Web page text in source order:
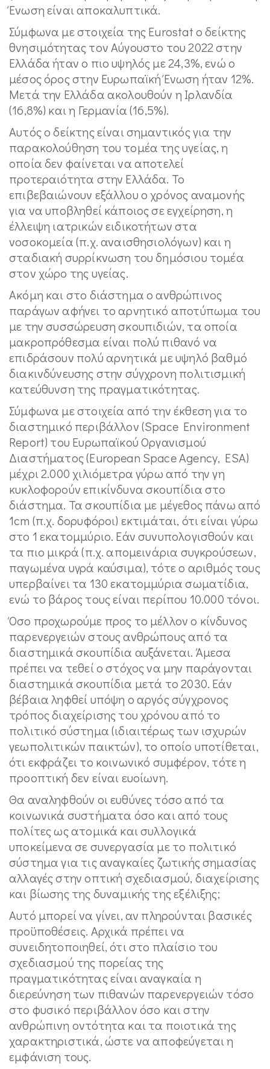
Ένωση είναι αποκαλυπτικά.
Σύμφωνα με στοιχεία της Eurostat ο δείκτης
θνησιμότητας τον Αύγουστο του 2022 στην
Ελλάδα ήταν ο πιο υψηλός με 24,3%, ενώ ο
μέσος όρος στην Ευρωπαϊκή Ένωση ήταν 12%.
Μετά την Ελλάδα ακολουθούν η Ιρλανδία
(16,8%) και η Γερμανία (16,5%).
Αυτός ο δείκτης είναι σημαντικός για την
παρακολούθηση του τομέα της υγείας, η
οποία δεν φαίνεται να αποτελεί
προτεραιότητα στην Ελλάδα. Το
επιβεβαιώνουν εξάλλου ο χρόνος αναμονής
για να υποβληθεί κάποιος σε εγχείρηση, η
έλλειψη ιατρικών ειδικοτήτων στα
νοσοκομεία (π.χ. αναισθησιολόγων) και η
σταδιακή συρρίκνωση του δημόσιου τομέα
στον χώρο της υγείας.
Ακόμη και στο διάστημα ο ανθρώπινος
παράγων αφήνει το αρνητικό αποτύπωμα του
με την συσσώρευση σκουπιδιών, τα οποία
μακροπρόθεσμα είναι πολύ πιθανό να
επιδράσουν πολύ αρνητικά με υψηλό βαθμό
διακινδύνευσης στην σύγχρονη πολιτισμική
κατεύθυνση της πραγματικότητας.
Σύμφωνα με στοιχεία από την έκθεση για το
διαστημικό περιβάλλον (Space Environment
Report) του Ευρωπαϊκού Οργανισμού
Διαστήματος (European Space Agency, ESA)
μέχρι 2.000 χιλιόμετρα γύρω από την γη
κυκλοφορούν επικίνδυνα σκουπίδια στο
διάστημα. Τα σκουπίδια με μέγεθος πάνω από
1cm (π.χ. δορυφόροι) εκτιμάται, ότι είναι γύρω
στο 1 εκατομμύριο. Εάν συνυπολογισθούν και
τα πιο μικρά (π.χ. απομεινάρια συγκρούσεων,
παγωμένα υγρά καύσιμα), τότε ο αριθμός τους
υπερβαίνει τα 130 εκατομμύρια σωματίδια,
ενώ το βάρος τους είναι περίπου 10.000 τόνοι.
Όσο προχωρούμε προς το μέλλον ο κίνδυνος
παρενεργειών στους ανθρώπους από τα
διαστημικά σκουπίδια αυξάνεται. Άμεσα
πρέπει να τεθεί ο στόχος να μην παράγονται
διαστημικά σκουπίδια μετά το 2030. Εάν
βέβαια ληφθεί υπόψη ο αργός σύγχρονος
τρόπος διαχείρισης του χρόνου από το
πολιτικό σύστημα (ιδιαιτέρως των ισχυρών
γεωπολιτικών παικτών), το οποίο υποτίθεται,
ότι εκφράζει το κοινωνικό συμφέρον, τότε η
προοπτική δεν είναι ευοίωνη.
Θα αναληφθούν οι ευθύνες τόσο από τα
κοινωνικά συστήματα όσο και από τους
πολίτες ως ατομικά και συλλογικά
υποκείμενα σε συνεργασία με το πολιτικό
σύστημα για τις αναγκαίες ζωτικής σημασίας
αλλαγές στην οπτική σχεδιασμού, διαχείρισης
και βίωσης της δυναμικής της εξέλιξης;
Αυτό μπορεί να γίνει, αν πληρούνται βασικές
προϋποθέσεις. Αρχικά πρέπει να
συνειδητοποιηθεί, ότι στο πλαίσιο του
σχεδιασμού της πορείας της
πραγματικότητας είναι αναγκαία η
διερεύνηση των πιθανών παρενεργειών τόσο
στο φυσικό περιβάλλον όσο και στην
ανθρώπινη οντότητα και τα ποιοτικά της
χαρακτηριστικά, ώστε να αποφεύγεται η
εμφάνιση τους.